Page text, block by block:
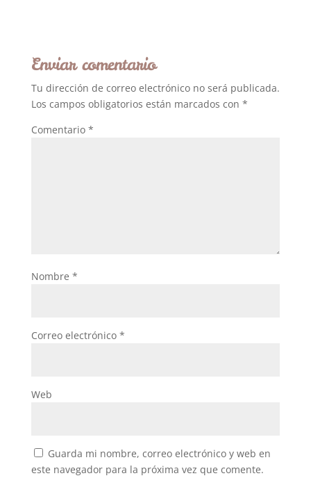
Enviar comentario
Tu dirección de correo electrónico no será publicada.
Los campos obligatorios están marcados con *
Comentario *
Nombre *
Correo electrónico *
Web
Guarda mi nombre, correo electrónico y web en
este navegador para la próxima vez que comente.